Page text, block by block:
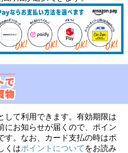
して利用できます。有効期限は
にお知らせが届くので、ポイン
す。なお、カード支払の時はポ
くはポイントについて をお読み